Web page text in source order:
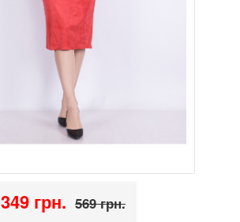
349 грн. 569 грн.